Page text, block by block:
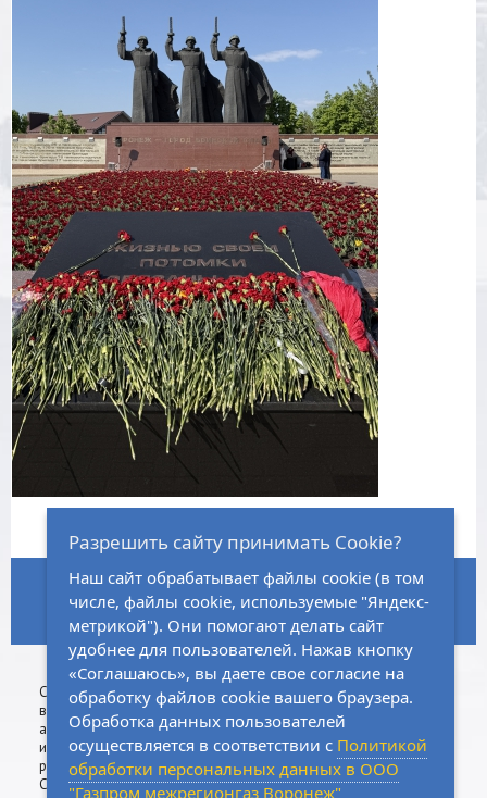
ГЛАВНАЯ НОРМАТИВНО-ПРАВОВАЯ БАЗА ЗАКУПКИ
КАРТА САЙТА ВАКАНСИИ КОНТАКТЫ
Сделано
в
агентстве
интернет-
рекламы
CoffeeStudio
Физическим
лицам
Юридическим
лицам
Сall-центр:8 (800) 533-74-76
8 (473) 202-03-19
Разрешить сайту принимать Cookie?
Наш сайт обрабатывает файлы cookie (в том
числе, файлы cookie, используемые "Яндекс-
метрикой"). Они помогают делать сайт
удобнее для пользователей. Нажав кнопку
«Соглашаюсь», вы даете свое согласие на
обработку файлов cookie вашего браузера.
Обработка данных пользователей
осуществляется в соответствии с Политикой
обработки персональных данных в ООО
"Газпром межрегионгаз Воронеж"